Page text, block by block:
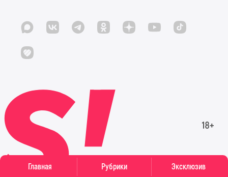
Главная Рубрики Эксклюзив